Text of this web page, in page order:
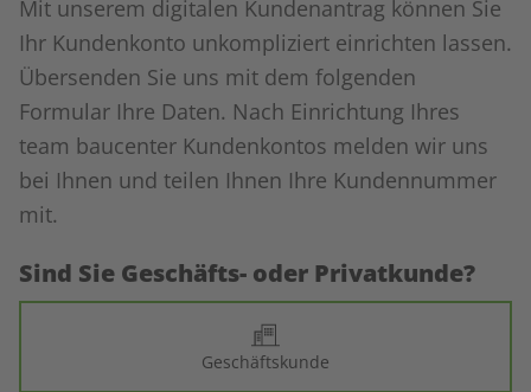
Mit unserem digitalen Kundenantrag können Sie
Ihr Kundenkonto unkompliziert einrichten lassen.
Übersenden Sie uns mit dem folgenden
Formular Ihre Daten. Nach Einrichtung Ihres
team baucenter Kundenkontos melden wir uns
bei Ihnen und teilen Ihnen Ihre Kundennummer
mit.
Sind Sie Geschäfts- oder Privatkunde?
Geschäftskunde